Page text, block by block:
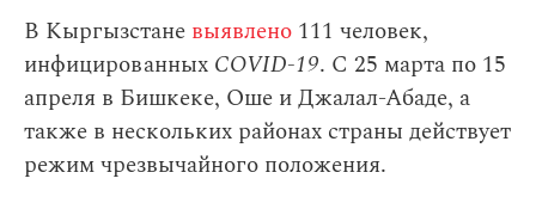
В Кыргызстане выявлено 111 человек,
инфицированных COVID-19. С 25 марта по 15
апреля в Бишкеке, Оше и Джалал-Абаде, а
также в нескольких районах страны действует
режим чрезвычайного положения.